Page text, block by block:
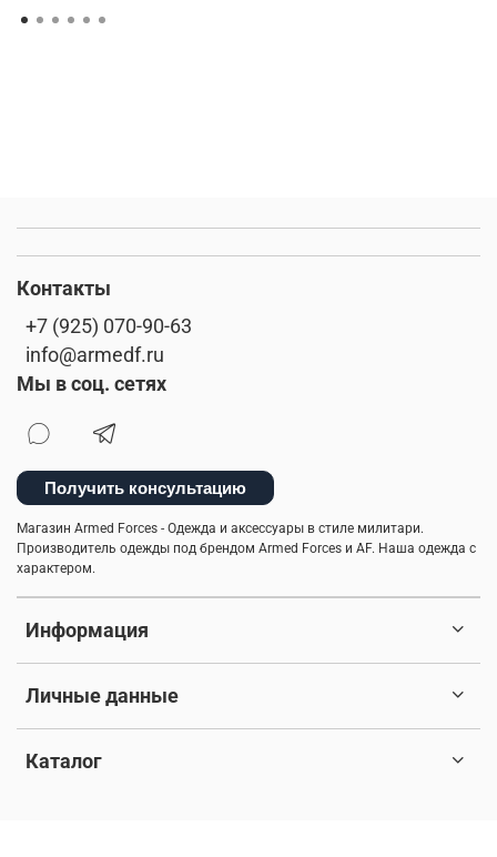
Информация
Личные данные
Каталог
Контакты
+7 (925) 070-90-63
info@armedf.ru
Мы в соц. сетях
Получить консультацию
Магазин Armed Forces - Одежда и аксессуары в стиле милитари.
Производитель одежды под брендом Armed Forces и AF. Наша одежда с
характером.